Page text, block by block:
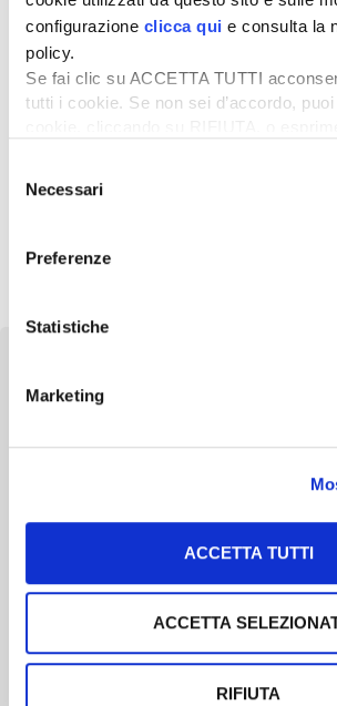
configurazione clicca qui e consulta la
policy.
Se fai clic su ACCETTA TUTTI
tutti i cookie. Se non sei d’accordo,
desideri accettare e cliccando
delNecessari
Preferenze
Statistiche
Marketing
ACCETTA TUTTI
ACCETTA
RIFIUTA
bilancio della Pac
Dopo sei mesi di lavoro il Parlamento
sua posizione preliminare sul bilancio UE
chiedendo […]
Bilancio UE: von der Leyen
prime modifiche
Frederiksen, l’attuale bilancio dell’UE è
mondo che non esiste più. […]
Newsletter
Scopri un servizio d'informazione di alta
ISCRIVITI